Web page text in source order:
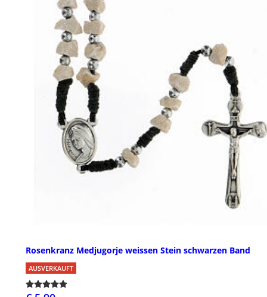
Rosenkranz Medjugorje weissen Stein schwarzen Band
AUSVERKAUFT